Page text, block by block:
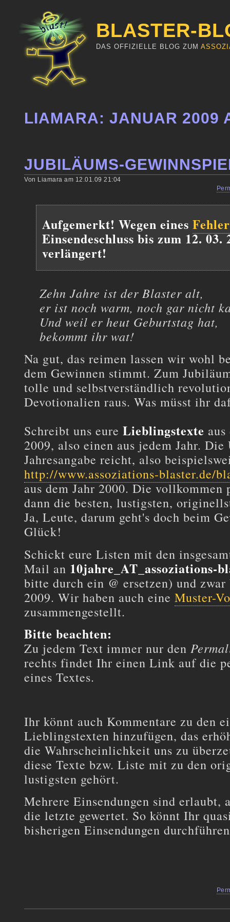
BLASTER-
DAS OFFIZIELLE BLOG ZUM
LIAMARA: JANUAR 2009
JUBILÄUMS-
Von Liamara am 12.01.09 21:04
Aufgemerkt! Wegen eines
Einsendeschluss bis zum 12. 03.
verlängert!
Zehn Jahre ist der Blaster alt,
er ist noch warm, noch gar nicht
Und weil er heut Geburtstag hat,
bekommt ihr wat!
Na gut, das reimen lassen wir wohl
dem Gewinnen stimmt. Zum
tolle und selbstverständlich
Devotionalien raus. Was müsst ihr
Schreibt uns eureLieblingstexte
2009, also einen aus jedem Jahr.
Jahresangabe reicht, also
http://www.assoziations-blaster.de/
aus dem Jahr 2000. Die
dann die besten, lustigsten,
Ja, Leute, darum geht's doch beim
Glück!
Schickt eure Listen mit den
Mail an 10jahre_AT_assoziations-
bitte durch ein @ ersetzen) und
2009. Wir haben auch eineMuster-
zusammengestellt.
Bitte beachten:
Zu jedem Text immer nur den
rechts findet Ihr einen Link auf die
eines Textes.
Ihr könnt auch Kommentare zu den
Lieblingstexten hinzufügen, das
die Wahrscheinlichkeit uns zu
diese Texte bzw. Liste mit zu den
lustigsten gehört.
Mehrere Einsendungen sind erlaubt,
die letzte gewertet. So könnt Ihr
bisherigen Einsendungen